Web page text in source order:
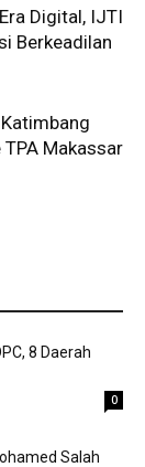
Digital, IJTI
Berkeadilan
Makassar
8 Daerah
0
Salah